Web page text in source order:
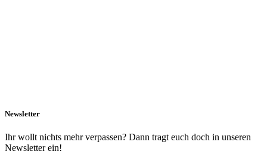
Newsletter
Ihr wollt nichts mehr verpassen? Dann tragt euch doch in unseren
Newsletter ein!